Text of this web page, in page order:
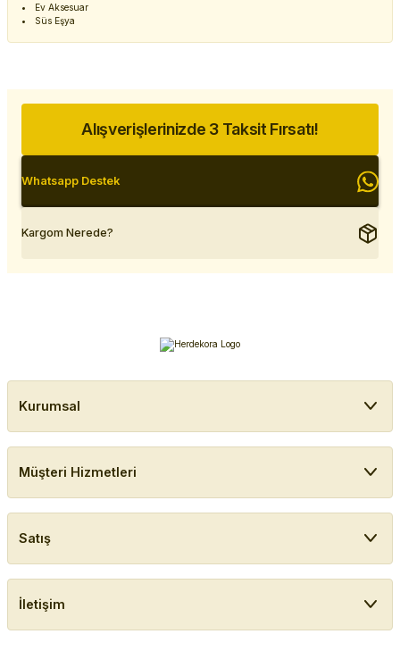
Ev Aksesuar
Süs Eşya
Alışverişlerinizde 3 Taksit Fırsatı!
Whatsapp Destek
Kargom Nerede?
Kurumsal
Müşteri Hizmetleri
Satış
İletişim